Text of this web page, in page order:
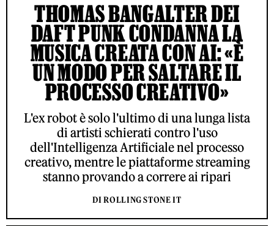
THOMAS BANGALTER DEI
DAFT PUNK CONDANNA LA
MUSICA CREATA CON AI: «È
UN MODO PER SALTARE IL
PROCESSO CREATIVO»
L'ex robot è solo l'ultimo di una lunga lista
di artisti schierati contro l'uso
dell'Intelligenza Artificiale nel processo
creativo, mentre le piattaforme streaming
stanno provando a correre ai ripari
DI ROLLING STONE IT